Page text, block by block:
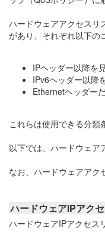
ハードウェアアクセスリ
があり、それぞれ以下の
IPヘッダー以降を
IPv6ヘッダー以降
Ethernetヘッダー
これらは使用できる分類
以下では、ハードウェア
なお、ハードウェアアク
ハードウェアIPアク
ハードウェアIPアクセス